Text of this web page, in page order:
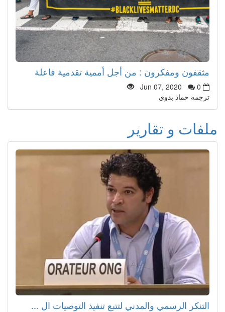
مثقفون ومفكرون : من أجل أممية تقدمية فاعلة
Jun 07, 2020
0
ترجمه حماد بدوي
ملفات و تقارير
التنكر الرسمي والمدني لتتبع تنفيذ التوصيات ال ...